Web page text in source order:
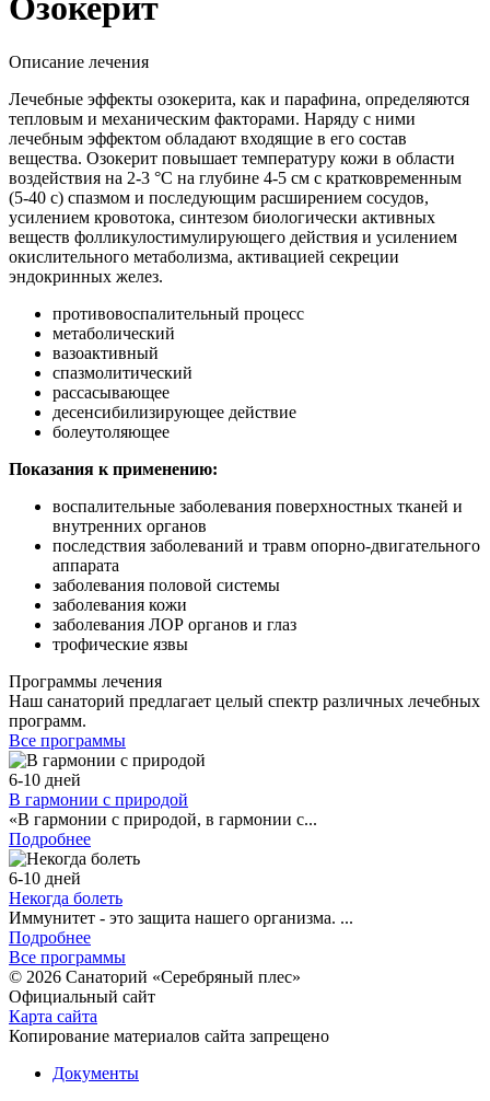
Озокерит
Описание лечения
Лечебные эффекты озокерита, как и парафина, определяются
тепловым и механическим факторами. Наряду с ними
лечебным эффектом обладают входящие в его состав
вещества. Озокерит повышает температуру кожи в области
воздействия на 2-3 °C на глубине 4-5 см с кратковременным
(5-40 с) спазмом и последующим расширением сосудов,
усилением кровотока, синтезом биологически активных
веществ фолликулостимулирующего действия и усилением
окислительного метаболизма, активацией секреции
эндокринных желез.
противовоспалительный процесс
метаболический
вазоактивный
спазмолитический
рассасывающее
десенсибилизирующее действие
болеутоляющее
Показания к применению:
воспалительные заболевания поверхностных тканей и
внутренних органов
последствия заболеваний и травм опорно-двигательного
аппарата
заболевания половой системы
заболевания кожи
заболевания ЛОР органов и глаз
трофические язвы
Программы лечения
Наш санаторий предлагает целый спектр различных лечебных
программ.
Все программы
6-10 дней
В гармонии с природой
«В гармонии с природой, в гармонии с...
Подробнее
6-10 дней
Некогда болеть
Иммунитет - это защита нашего организма. ...
Подробнее
Все программы
© 2026 Санаторий «Серебряный плес»
Официальный сайт
Карта сайта
Копирование материалов сайта запрещено
Документы